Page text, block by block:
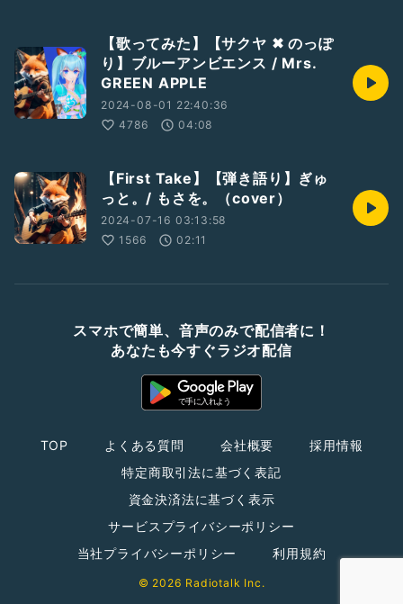
【歌ってみた】【サクヤ ✖︎ のっぽ
り】ブルーアンビエンス / Mrs.
GREEN APPLE
2024-08-01 22:40:36
4786
04:08
【First Take】【弾き語り】ぎゅ
っと。/ もさを。（cover）
2024-07-16 03:13:58
1566
02:11
スマホで簡単、音声のみで配信者に！
あなたも今すぐラジオ配信
TOP よくある質問 会社概要
採用情報
特定商取引法に基づく表記
資金決済法に基づく表示
サービスプライバシーポリシー
当社プライバシーポリシー
利用規約
© 2026 Radiotalk Inc.